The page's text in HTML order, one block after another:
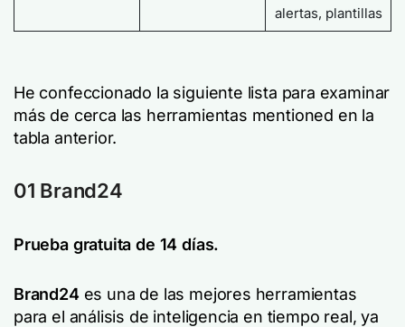
alertas, plantillas
He confeccionado la siguiente lista para examinar
más de cerca las herramientas mentioned en la
tabla anterior.
01 Brand24
Prueba gratuita de 14 días.
Brand24es una de las mejores herramientas
para el análisis de inteligencia en tiempo real, ya